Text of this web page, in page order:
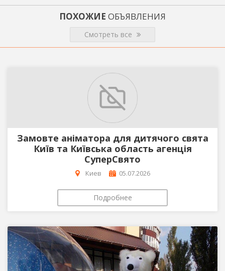
ПОХОЖИЕ ОБЪЯВЛЕНИЯ
Смотреть все
Замовте аніматора для дитячого свята
Київ та Київська область агенція
СуперСвято
Киев 05.07.2026
Подробнее